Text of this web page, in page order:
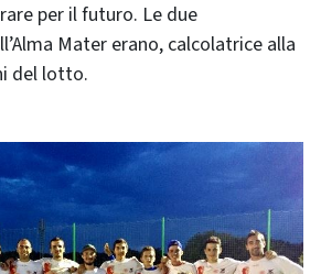
per il futuro. Le due
Mater erano, calcolatrice alla
del lotto.